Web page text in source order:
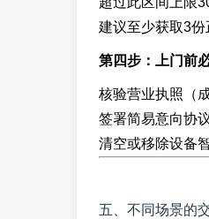
建议至少获取3
第四步：上门前
核验营业执照（
签署简易意向协
清空或移除设备
五、不同场景的